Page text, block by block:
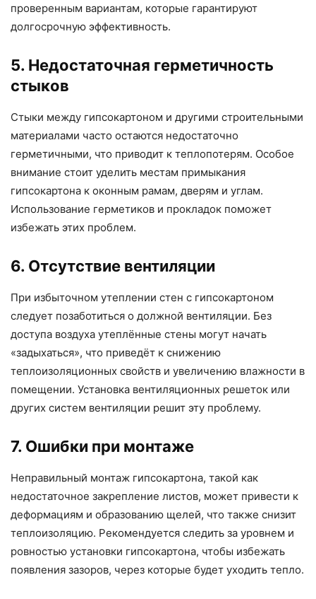
проверенным вариантам, которые гарантируют
долгосрочную эффективность.
5. Недостаточная герметичность
стыков
Стыки между гипсокартоном и другими строительными
материалами часто остаются недостаточно
герметичными, что приводит к теплопотерям. Особое
внимание стоит уделить местам примыкания
гипсокартона к оконным рамам, дверям и углам.
Использование герметиков и прокладок поможет
избежать этих проблем.
6. Отсутствие вентиляции
При избыточном утеплении стен с гипсокартоном
следует позаботиться о должной вентиляции. Без
доступа воздуха утеплённые стены могут начать
«задыхаться», что приведёт к снижению
теплоизоляционных свойств и увеличению влажности в
помещении. Установка вентиляционных решеток или
других систем вентиляции решит эту проблему.
7. Ошибки при монтаже
Неправильный монтаж гипсокартона, такой как
недостаточное закрепление листов, может привести к
деформациям и образованию щелей, что также снизит
теплоизоляцию. Рекомендуется следить за уровнем и
ровностью установки гипсокартона, чтобы избежать
появления зазоров, через которые будет уходить тепло.